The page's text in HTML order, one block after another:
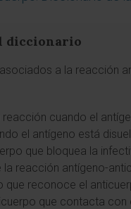
diccionario
a la reacción
cuando el
el antígeno está
que bloquea la
la reacción antígeno-
que reconoce el
que contacta con